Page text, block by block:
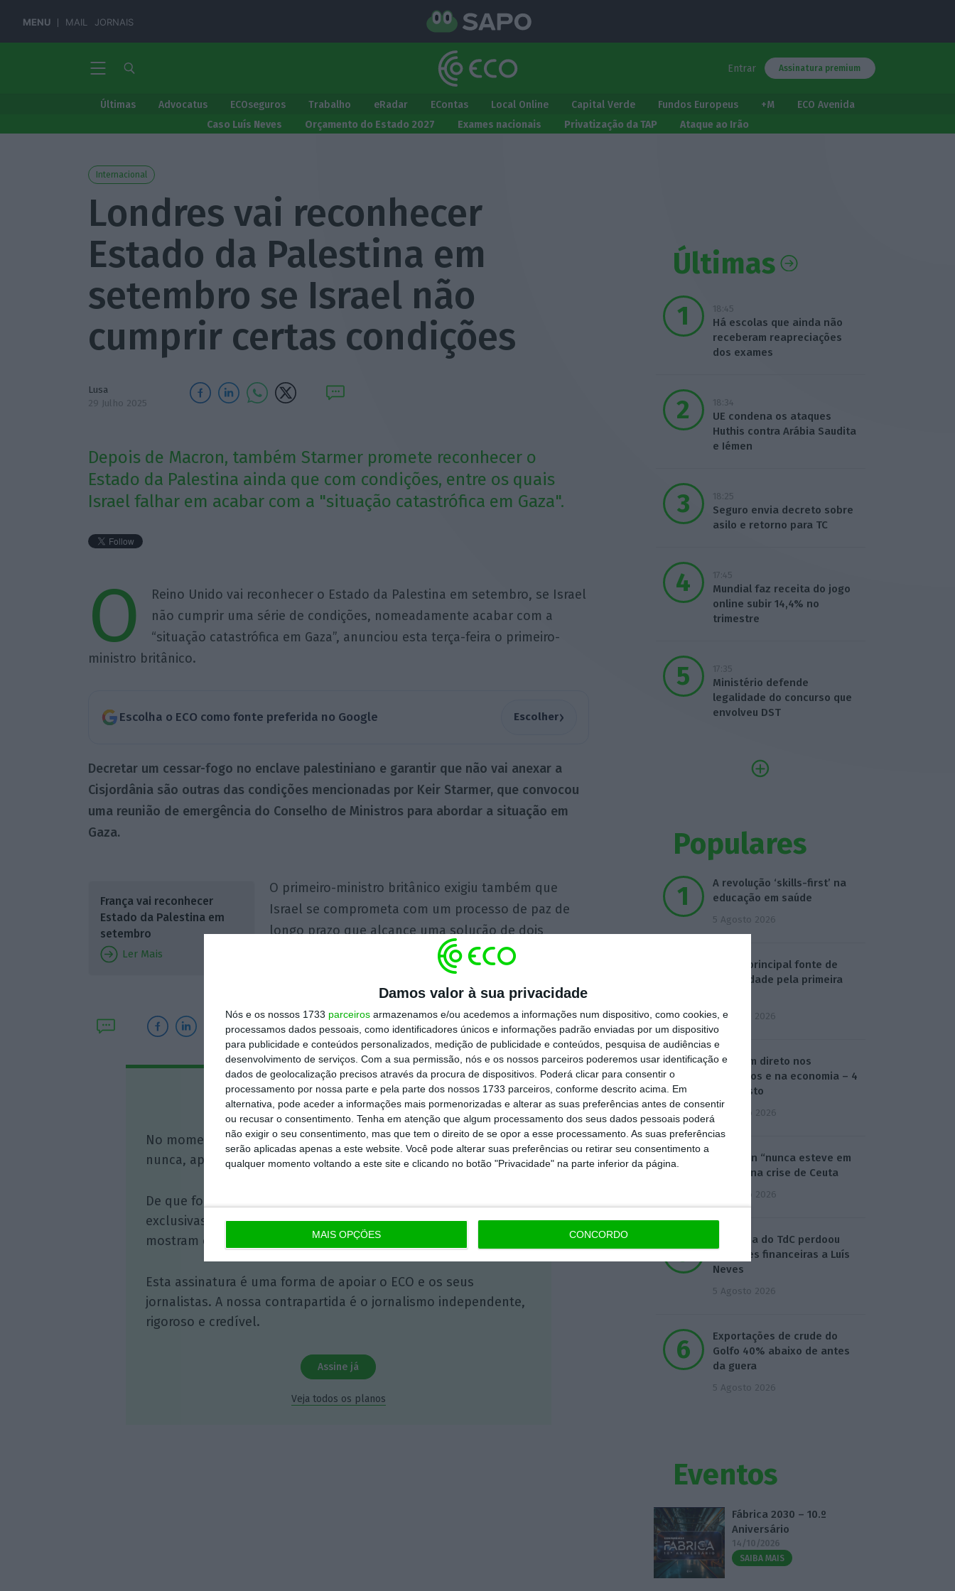
Damos valor à sua privacidade
Nós e os nossos 1733 parceiros armazenamos e/ou acedemos a informações num dispositivo, como cookies, e
processamos dados pessoais, como identificadores únicos e informações padrão enviadas por um dispositivo
para publicidade e conteúdos personalizados, medição de publicidade e conteúdos, pesquisa de audiências e
desenvolvimento de serviços. Com a sua permissão, nós e os nossos parceiros poderemos usar identificação e
dados de geolocalização precisos através da procura de dispositivos. Poderá clicar para consentir o
processamento por nossa parte e pela parte dos nossos 1733 parceiros, conforme descrito acima. Em
alternativa, pode aceder a informações mais pormenorizadas e alterar as suas preferências antes de consentir
ou recusar o consentimento. Tenha em atenção que algum processamento dos seus dados pessoais poderá
não exigir o seu consentimento, mas que tem o direito de se opor a esse processamento. As suas preferências
serão aplicadas apenas a este website. Você pode alterar suas preferências ou retirar seu consentimento a
qualquer momento voltando a este site e clicando no botão "Privacidade" na parte inferior da página.
MAIS OPÇÕES CONCORDO
MENU MAIL JORNAIS
Entrar Assinatura premium
Últimas Advocatus ECOseguros Trabalho eRadar EContas Local Online Capital Verde Fundos Europeus +M
ECO Avenida
Caso Luís Neves
Orçamento do Estado 2027 Exames nacionais Privatização da TAP Ataque ao Irão
Internacional
Londres vai reconhecer
Estado da Palestina em
setembro se Israel não
cumprir certas condições
Lusa
29 Julho 2025
Depois de Macron, também Starmer promete reconhecer o
Estado da Palestina ainda que com condições, entre os quais
Israel falhar em acabar com a "situação catastrófica em Gaza".
O
Reino Unido vai reconhecer o Estado da Palestina em setembro, se Israel
não cumprir uma série de condições, nomeadamente acabar com a
“situação catastrófica em Gaza”, anunciou esta terça-feira o primeiro-
ministro britânico.
Escolha o ECO como fonte preferida no Google Escolher›
Decretar um cessar-fogo no enclave palestiniano e garantir que não vai anexar a
Cisjordânia são outras das condições mencionadas por Keir Starmer, que convocou
uma reunião de emergência do Conselho de Ministros para abordar a situação em
Gaza.
França vai reconhecer
Estado da Palestina em
setembro
Ler Mais
O primeiro-ministro britânico exigiu também que
Israel se comprometa com um processo de paz de
longo prazo que alcance uma solução de dois
Estados, Israel e Palestina, de acordo com um
comunicado divulgado por Downing Street.
https://eco.sapo.pt/2025/07/29/londres-vai-reconhecer-estado-da-palestina-em-setembro-se-israel-nao-cumprir-certas-condicoes/ Copiar
Assine o ECO Premium
No momento em que a informação é mais importante do que
nunca, apoie o jornalismo independente e rigoroso.
De que forma? Assine o ECO Premium e tenha acesso a notícias
exclusivas, à opinião que conta, às reportagens e especiais que
mostram o outro lado da história.
Esta assinatura é uma forma de apoiar o ECO e os seus
jornalistas. A nossa contrapartida é o jornalismo independente,
rigoroso e credível.
Assine já
Veja todos os planos
Últimas
18:45
Há escolas que ainda não
receberam reapreciações
dos exames
18:34
UE condena os ataques
Huthis contra Arábia Saudita
e Iémen
18:25
Seguro envia decreto sobre
asilo e retorno para TC
17:45
Mundial faz receita do jogo
online subir 14,4% no
trimestre
17:35
Ministério defende
legalidade do concurso que
envolveu DST
Populares
A revolução ‘skills-first’ na
educação em saúde
5 Agosto 2026
Sol foi principal fonte de
eletricidade pela primeira
3 Agosto 2026
O dia em direto nos
mercados e na economia – 4
de agosto
4 Agosto 2026
Shengen “nunca esteve em
causa” na crise de Ceuta
4 Agosto 2026
Auditoria do TdC perdoou
infrações financeiras a Luís
Neves
5 Agosto 2026
Exportações de crude do
Golfo 40% abaixo de antes
da guera
5 Agosto 2026
Eventos
Fábrica 2030 – 10.º
Aniversário
14/10/2026
SAIBA MAIS